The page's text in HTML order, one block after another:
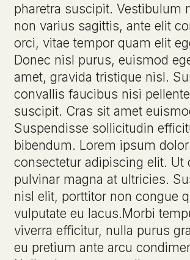
pharetra suscipit. Vestibulum
non varius sagittis, ante elit
orci, vitae tempor quam elit
Donec nisl purus, euismod
amet, gravida tristique nisl.
convallis faucibus nisi
suscipit. Cras sit amet
Suspendisse sollicitudin
bibendum. Lorem ipsum
consectetur adipiscing elit. Ut
pulvinar magna at ultricies.
nisl elit, porttitor non congue
vulputate eu lacus.Morbi
viverra efficitur, nulla purus
eu pretium ante arcu